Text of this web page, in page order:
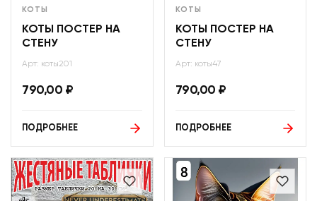
КОТЫ
КОТЫ ПОСТЕР НА
СТЕНУ
Арт: коты201
790,00 ₽
ПОДРОБНЕЕ
КОТЫ
КОТЫ ПОСТЕР НА
СТЕНУ
Арт: коты47
790,00 ₽
ПОДРОБНЕЕ